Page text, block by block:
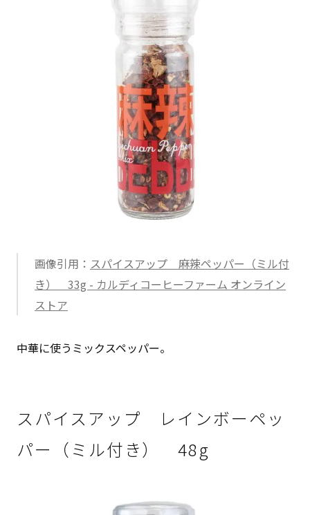
画像引用： スパイスアップ 麻辣ペッパー（ミル付
き） 33g - カルディコーヒーファーム オンライン
ストア
中華に使うミックスペッパー。
スパイスアップ レインボーペッ
パー（ミル付き） 48g